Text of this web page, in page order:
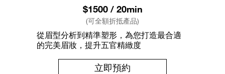
$1500 / 20min
(可全額折抵產品)
從眉型分析到精準塑形，為您打造最合適
的完美眉妝，提升五官精緻度
立即預約